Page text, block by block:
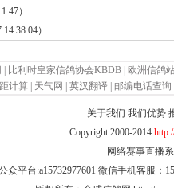
）
）
比利时皇家信鸽协会KBDB
欧洲信鸽
计算 天气网 英汉翻译 邮编电话查询
关于我们 我们优势
Copyright 2000-2014
网络赛事直播
众平台:a15732977601 微信手机客服：